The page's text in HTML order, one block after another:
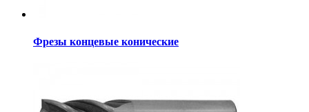
Фрезы концевые конические